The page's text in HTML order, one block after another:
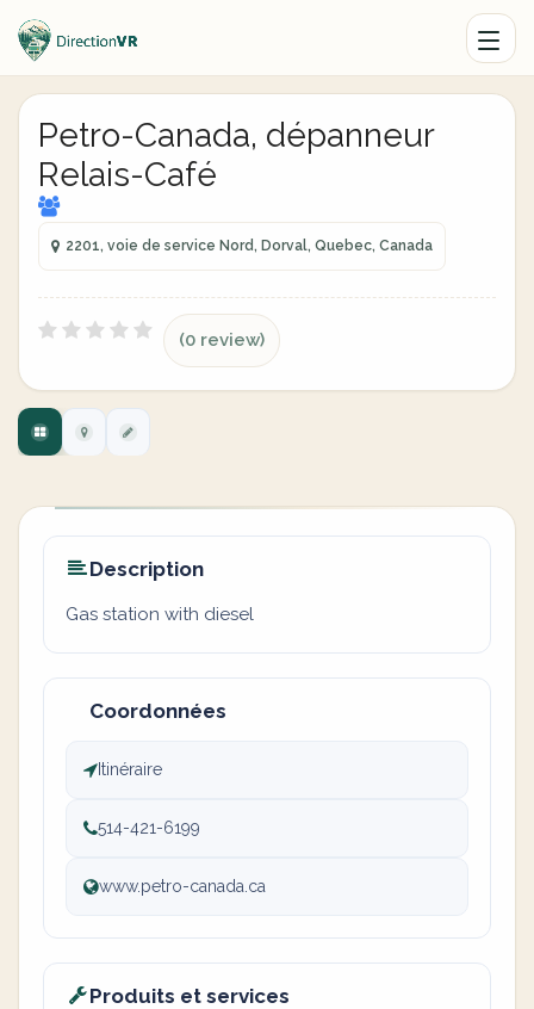
Petro-Canada, dépanneur
Relais-Café
2201, voie de service Nord, Dorval, Quebec, Canada
(0 review)
Description
Gas station with diesel
Coordonnées
Itinéraire
514-421-6199
www.petro-canada.ca
Produits et services